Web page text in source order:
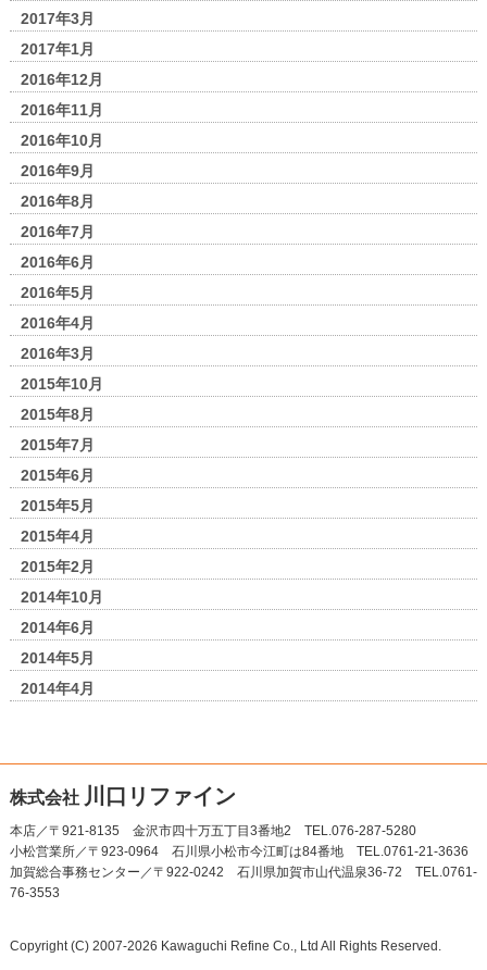
2017年3月
2017年1月
2016年12月
2016年11月
2016年10月
2016年9月
2016年8月
2016年7月
2016年6月
2016年5月
2016年4月
2016年3月
2015年10月
2015年8月
2015年7月
2015年6月
2015年5月
2015年4月
2015年2月
2014年10月
2014年6月
2014年5月
2014年4月
株式会社 川口リファイン
本店／〒921-8135 金沢市四十万五丁目3番地2 TEL.076-287-5280
小松営業所／〒923-0964 石川県小松市今江町は84番地 TEL.0761-21-3636
加賀総合事務センター／〒922-0242 石川県加賀市山代温泉36-72 TEL.0761-
76-3553
Copyright (C) 2007-2026 Kawaguchi Refine Co., Ltd All Rights Reserved.